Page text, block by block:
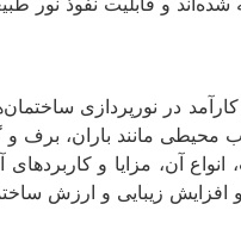
در نورپردازی
محیطی مانند باران، برف و
آن، مزایا و
زیبایی و ارزش